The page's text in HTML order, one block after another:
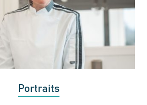
Portraits